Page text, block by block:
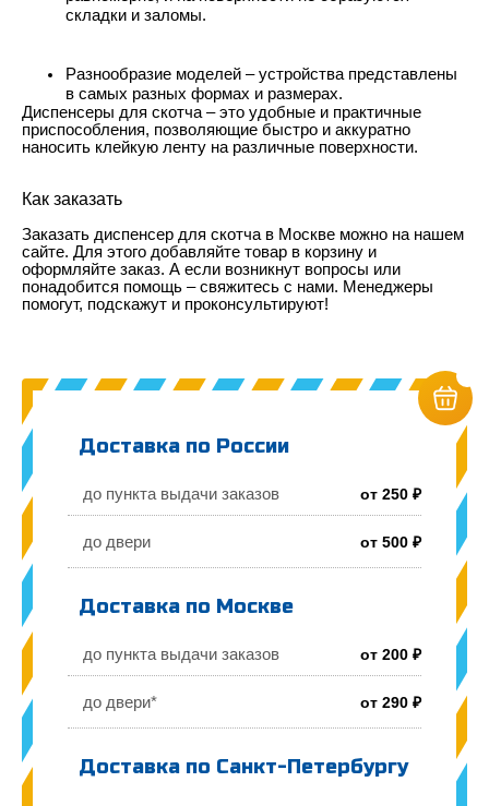
складки и заломы.
Разнообразие моделей – устройства представлены
в самых разных формах и размерах.
Диспенсеры для скотча – это удобные и практичные
приспособления, позволяющие быстро и аккуратно
наносить клейкую ленту на различные поверхности.
Как заказать
Заказать диспенсер для скотча в Москве можно на нашем
сайте. Для этого добавляйте товар в корзину и
оформляйте заказ. А если возникнут вопросы или
понадобится помощь – свяжитесь с нами. Менеджеры
помогут, подскажут и проконсультируют!
Доставка по России
до пункта выдачи заказов от 250 ₽
до двери от 500 ₽
Доставка по Москве
до пункта выдачи заказов от 200 ₽
до двери* от 290 ₽
Доставка по Санкт-Петербургу